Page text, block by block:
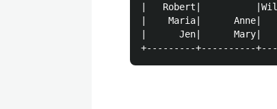
|   Robert|
|    Maria|      Anne|
|      Jen|      Mary|